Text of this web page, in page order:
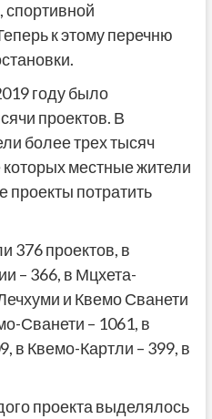
к этому перечню
году было
проектов. В
более трех тысяч
местные жители
проекты потратить
376 проектов, в
– 366, в Мцхета-
и Квемо Сванети
Сванети – 1061, в
в Квемо-Картли – 399, в
проекта выделялось